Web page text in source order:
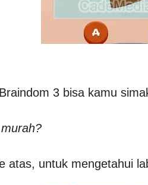
3 bisa kamu
atas, untuk mengetahui